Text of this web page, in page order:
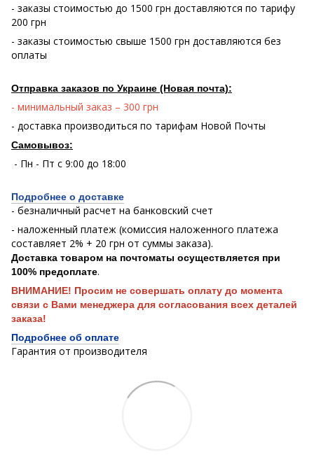
- заказы стоимостью до 1500 грн доставляются по тарифу
200 грн
- заказы стоимостью свыше 1500 грн доставляются без
оплаты
Отправка заказов по Украине (Новая почта):
- минимальный заказ – 300 грн
- доставка производиться по тарифам Новой Почты
Самовывоз:
- Пн - Пт с 9:00 до 18:00
Подробнее о доставке
- безналичный расчет на банковский счет
- наложенный платеж (комиссия наложенного платежа
составляет 2% + 20 грн от суммы заказа).
Доставка товаром на почтоматы осуществляется при
100% предоплате.
ВНИМАНИЕ! Просим не совершать оплату до момента
связи с Вами менеджера для согласования всех деталей
заказа!
Подробнее об оплате
Гарантия от производителя